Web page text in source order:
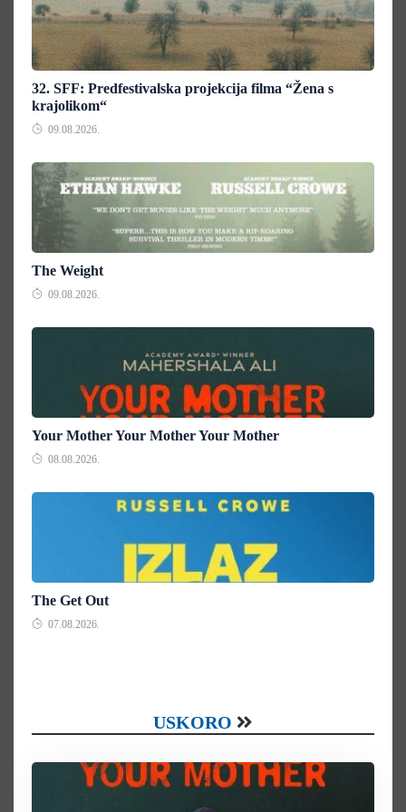
32. SFF: Predfestivalska projekcija filma “Žena s
krajolikom“
09.08.2026.
The Weight
09.08.2026.
Your Mother Your Mother Your Mother
08.08.2026.
The Get Out
07.08.2026.
USKORO